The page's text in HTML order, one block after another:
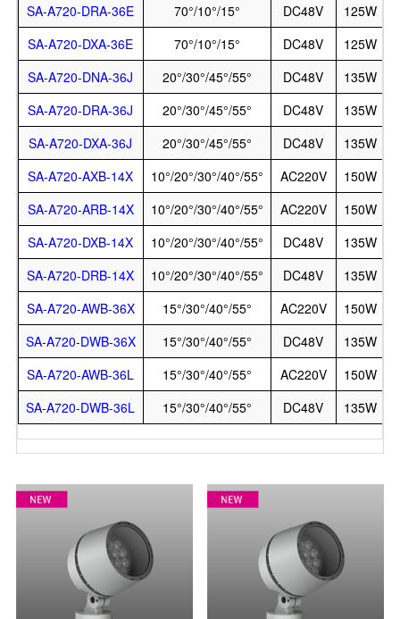
SA-A720-DRA-36E
70°/10°/15° DC48V 125W
SA-A720-DXA-36E
70°/10°/15° DC48V 125W
SA-A720-DNA-36J
20°/30°/45°/55° DC48V 135W
SA-A720-DRA-36J
20°/30°/45°/55° DC48V 135W
SA-A720-DXA-36J
20°/30°/45°/55° DC48V 135W
SA-A720-AXB-14X
10°/20°/30°/40°/55° AC220V 150W
SA-A720-ARB-14X
10°/20°/30°/40°/55° AC220V 150W
SA-A720-DXB-14X
10°/20°/30°/40°/55° DC48V 135W
SA-A720-DRB-14X
10°/20°/30°/40°/55° DC48V 135W
SA-A720-AWB-36X
15°/30°/40°/55° AC220V 150W
SA-A720-DWB-36X
15°/30°/40°/55° DC48V 135W
SA-A720-AWB-36L
15°/30°/40°/55° AC220V 150W
SA-A720-DWB-36L
15°/30°/40°/55° DC48V 135W